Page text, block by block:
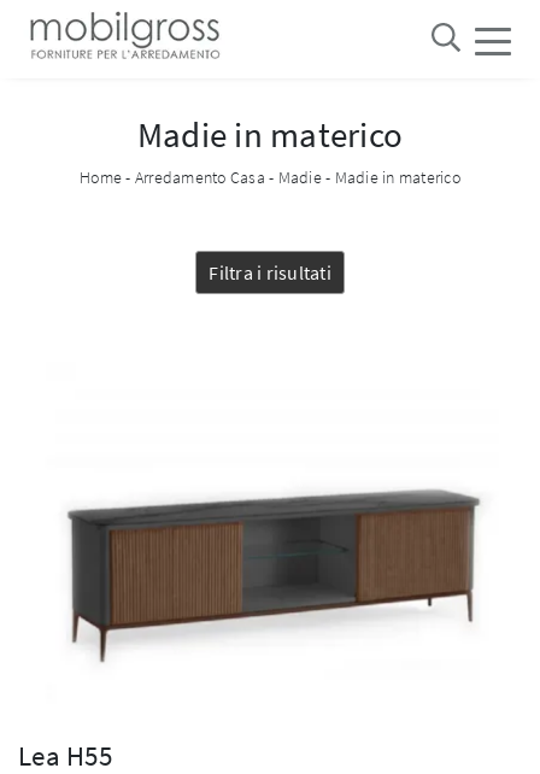
Madie in materico
Home- Arredamento Casa - Madie- Madie in materico
Filtra i risultati
Lea H55